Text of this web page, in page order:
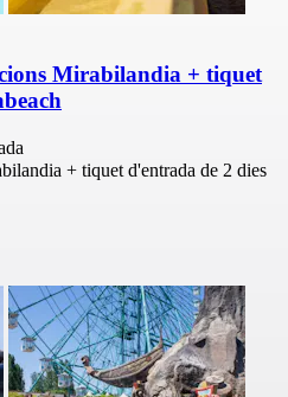
Mirabilandia + tiquet
+ tiquet d'entrada de 2 dies